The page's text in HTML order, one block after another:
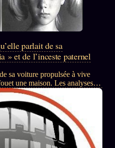
parlait de sa
» et de l’inceste paternel
sa voiture propulsée à vive
une maison. Les analyses
de la cocaïne et du
depuis le plus jeune âge.